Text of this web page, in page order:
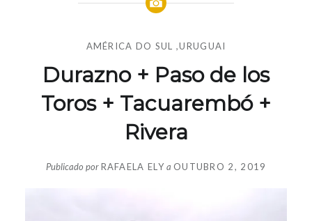
AMÉRICA DO SUL ,URUGUAI
Durazno + Paso de los
Toros + Tacuarembó +
Rivera
Publicado porRAFAELA ELYa OUTUBRO 2, 2019